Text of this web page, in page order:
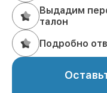
Выдадим
талон
Подробно